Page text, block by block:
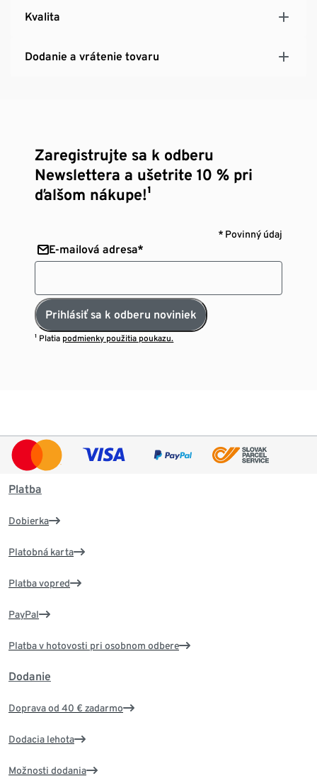
Kvalita
Dodanie a vrátenie tovaru
Zaregistrujte sa k odberu
Newslettera a ušetrite 10 % pri
ďalšom nákupe!¹
* Povinný údaj
E-mailová adresa*
Prihlásiť sa k odberu noviniek
¹ Platia podmienky použitia poukazu.
Platba
Dobierka
Platobná karta
Platba vopred
PayPal
Platba v hotovosti pri osobnom odbere
Dodanie
Doprava od 40 € zadarmo
Dodacia lehota
Možnosti dodania